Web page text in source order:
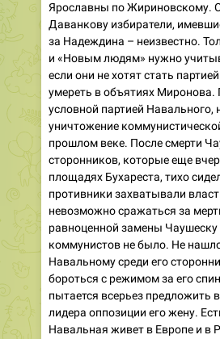
Ярославны по Жириновскому.
Даванкову избиратели,
за Надеждина – неизвестно.
и «Новым людям» нужно
если они не хотят стать
умереть в объятиях Миронова.
условной партией Навального,
уничтожение
прошлом веке. После смерти
сторонников, которые еще
площадях Бухареста, тихо
противники захватывали
невозможно сражаться за
равноценной замены
коммунистов не было. Не
Навальному среди его
бороться с режимом за его
пытается всерьез предложить
лидера оппозиции его жену.
Навальная живет в Европе и в